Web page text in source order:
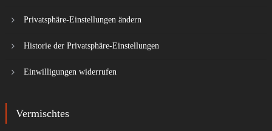
Privatsphäre-Einstellungen ändern
Historie der Privatsphäre-Einstellungen
Einwilligungen widerrufen
Vermischtes